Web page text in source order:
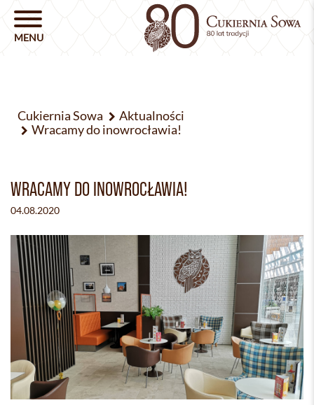
Cukiernia Sowa
Aktualności
Wracamy do inowrocławia!
WRACAMY DO INOWROCŁAWIA!
04.08.2020